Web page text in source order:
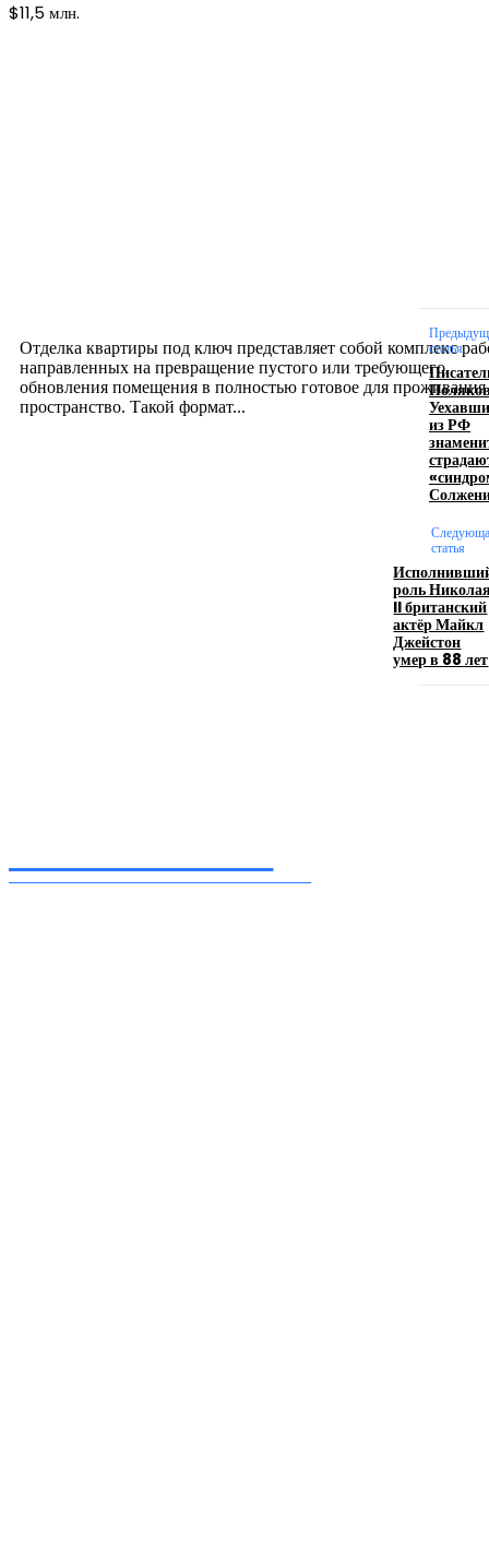
$11,5 млн.
Отделка квартиры под ключ представляет собой комплекс
направленных на превращение пустого или требующего
обновления помещения в полностью готовое для проживания
пространство. Такой формат...
логотипом: эффективный инструмент бренда
Девушка в бокале: легендарный номер бурлеска
статья
из РФ
статья
роль
II британский
актёр Майкл
Джейстон
умер в 88 лет